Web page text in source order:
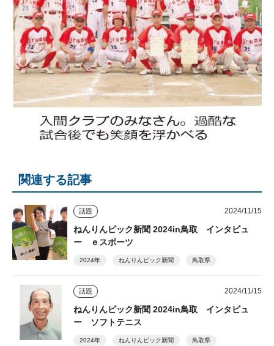
関連する記事
話題 2024/11/15
ねんりんピック新聞 2024in鳥取 インタビュ
ー ｅスポーツ
2024年 ねんりんピック新聞 鳥取県
話題 2024/11/15
ねんりんピック新聞 2024in鳥取 インタビュ
ー ソフトテニス
2024年 ねんりんピック新聞 鳥取県